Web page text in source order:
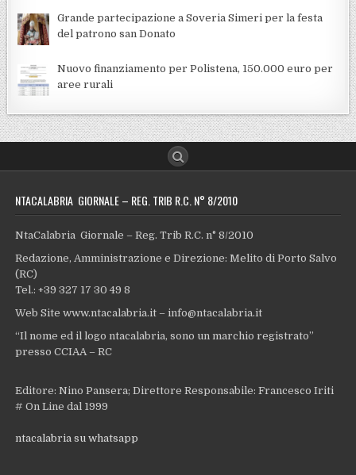
Grande partecipazione a Soveria Simeri per la festa
del patrono san Donato
Nuovo finanziamento per Polistena, 150.000 euro per
aree rurali
NTACALABRIA GIORNALE – REG. TRIB R.C. N° 8/2010
NtaCalabria Giornale – Reg. Trib R.C. n° 8/2010
Redazione, Amministrazione e Direzione: Melito di Porto Salvo
(RC)
Tel.: +39 327 17 30 49 8
Web Site www.ntacalabria.it – info@ntacalabria.it
“Il nome ed il logo ntacalabria, sono un marchio registrato”
presso CCIAA – RC
Editore: Nino Pansera; Direttore Responsabile: Francesco Iriti
# On Line dal 1999
ntacalabria su whatsapp